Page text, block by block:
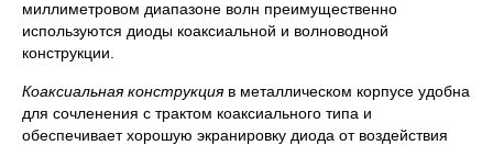
миллиметровом диапазоне волн преимущественно
используются диоды коаксиальной и волноводной
конструкции.
Коаксиальная конструкцияв металлическом корпусе удобна
для сочленения с трактом коаксиального типа и
обеспечивает хорошую экранировку диода от воздействия